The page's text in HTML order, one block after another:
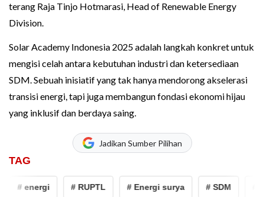
terang Raja Tinjo Hotmarasi, Head of Renewable Energy
Division.
Solar Academy Indonesia 2025 adalah langkah konkret untuk
mengisi celah antara kebutuhan industri dan ketersediaan
SDM. Sebuah inisiatif yang tak hanya mendorong akselerasi
transisi energi, tapi juga membangun fondasi ekonomi hijau
yang inklusif dan berdaya saing.
Jadikan Sumber Pilihan
TAG
# energi # RUPTL # Energi surya # SDM